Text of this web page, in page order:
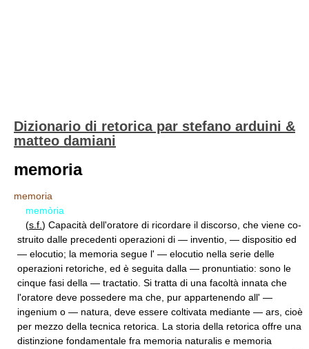
Dizionario di retorica par stefano arduini &
matteo damiani
memoria
memoria
memòria
(s.f. ) Capacità dell'oratore di ricordare il discorso, che viene co­
struito dalle precedenti operazioni di — inventio, — dispositio ed
— elocutio; la memoria segue l' — elocutio nella serie delle
operazioni retoriche, ed è seguita dalla — pronuntiatio: sono le
cinque fasi della — tractatio. Si tratta di una facoltà innata che
l'oratore deve posse­dere ma che, pur appartenendo all' —
ingenium o — natura, deve essere coltivata mediante — ars, cioè
per mezzo della tecnica retorica. La storia della retorica offre una
distinzione fondamentale fra memo­ria naturalis e memoria